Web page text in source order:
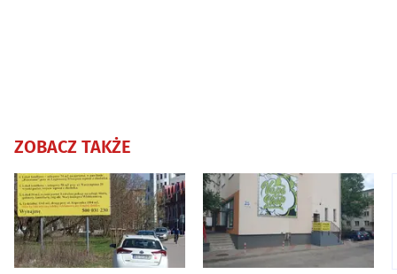
ZOBACZ TAKŻE